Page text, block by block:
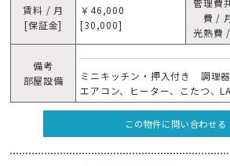
賃料 / 月
[保証金]
￥46,000
[30,000]
管理費
費 /
光熱費
備考
部屋設備
ミニキッチン・押入付き 調理器
エアコン、ヒーター、こたつ、
この物件に問い合わせる